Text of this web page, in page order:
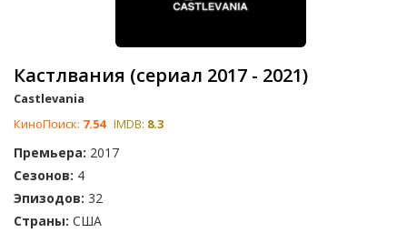
Кастлвания (сериал 2017 - 2021)
Castlevania
КиноПоиск: 7.54 IMDB: 8.3
Премьера: 2017
Сезонов: 4
Эпизодов: 32
Страны: США